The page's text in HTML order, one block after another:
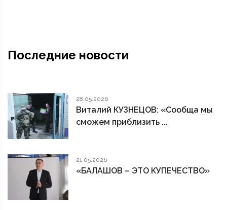
Последние новости
28.05.2026
Виталий КУЗНЕЦОВ: «Сообща мы
сможем приблизить ...
21.05.2026
«БАЛАШОВ – ЭТО КУПЕЧЕСТВО»